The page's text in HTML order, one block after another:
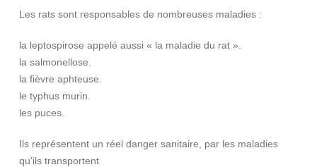
Les rats sont responsables de nombreuses maladies :
la leptospirose appelé aussi « la maladie du rat ».
la salmonellose.
la fièvre aphteuse.
le typhus murin.
les puces.
Ils représentent un réel danger sanitaire, par les maladies
qu'ils transportent